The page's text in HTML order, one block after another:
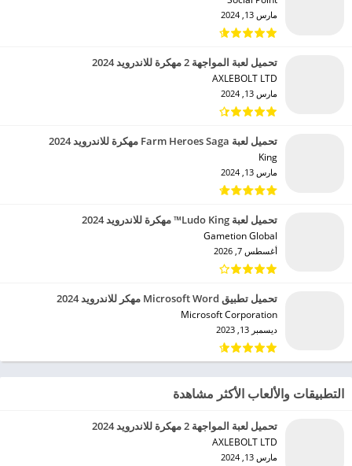
مارس 13, 2024
تحميل لعبة المواجهة 2 مهكرة للاندرويد 2024
AXLEBOLT LTD‏
مارس 13, 2024
تحميل لعبة Farm Heroes Saga مهكرة للاندرويد 2024
King‏
مارس 13, 2024
تحميل لعبة Ludo King™ مهكرة للاندرويد 2024
Gametion Global‏
أغسطس 7, 2026
تحميل تطبيق Microsoft Word مهكر للاندرويد 2024
Microsoft Corporation‏
ديسمبر 13, 2023
التطبيقات والألعاب الأكثر مشاهدة
تحميل لعبة المواجهة 2 مهكرة للاندرويد 2024
AXLEBOLT LTD‏
مارس 13, 2024